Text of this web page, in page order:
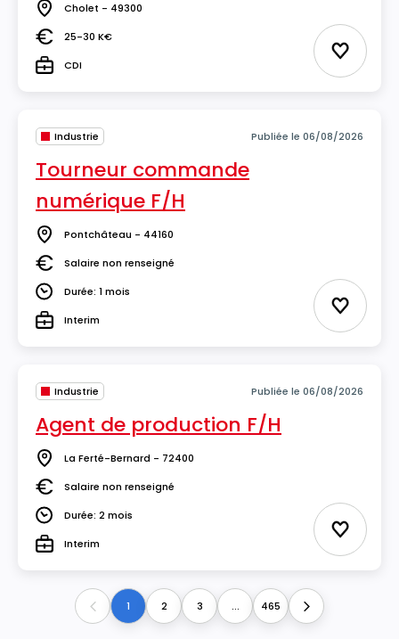
Lieu Cholet - 49300
Salaire25-30 K€
TypeCDI Ajouter
Industrie Publiée le 06/08/2026
Tourneur commande
numérique F/H
Lieu Pontchâteau - 44160
SalaireSalaire non renseigné
DuréeDurée: 1 mois
TypeInterim Ajouter
Industrie Publiée le 06/08/2026
Agent de production F/H
Lieu La Ferté-Bernard - 72400
SalaireSalaire non renseigné
DuréeDurée: 2 mois
TypeInterim Ajouter
Previous1 2 3 ... 465 Next